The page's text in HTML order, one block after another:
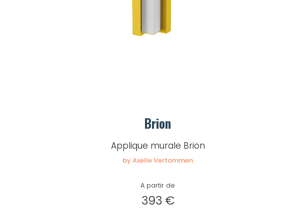
Brion
Applique murale Brion
by Axelle Vertommen
A partir de
393 €